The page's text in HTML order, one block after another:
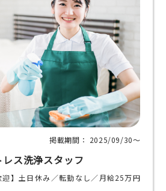
掲載期間： 2025/09/30〜
レス洗浄スタッフ
迎】土日休み／転勤なし／月給25万円